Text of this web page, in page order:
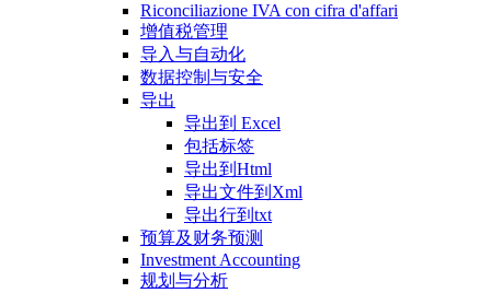
Riconciliazione IVA con cifra d'affari
增值税管理
导入与自动化
数据控制与安全
导出
导出到 Excel
包括标签
导出到Html
导出文件到Xml
导出行到txt
预算及财务预测
Investment Accounting
规划与分析